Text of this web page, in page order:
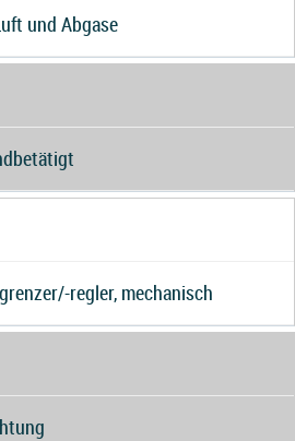
und Abgase
regler, mechanisch